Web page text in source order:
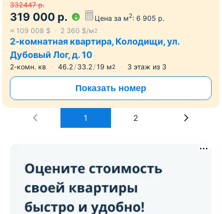
332447 р.
319 000 р. Цена за м2: 6 905 р.
≈ 109 008 $ 2 360 $/м2
2-комнатная квартира, Колодищи, ул.
Дубовый Лог, д. 10
2-комн. кв 46.2 33.2 19 м2 3 этаж из 3
Показать номер
1 2